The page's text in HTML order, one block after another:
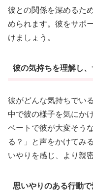
彼との関係を深めるた
められます。彼をサポ
けましょう。
彼の気持ちを理解し
彼がどんな気持ちでい
中で彼の様子を気にか
ベートで彼が大変そう
る？」と声をかけてみ
いやりを感じ、より親
思いやりのある行動